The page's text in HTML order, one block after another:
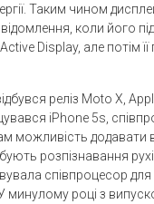
Таким чином
коли його
Display, але потім
реліз Moto X,
iPhone 5s,
можливість додавати
розпізнавання
співпроцесор для
минулому році з